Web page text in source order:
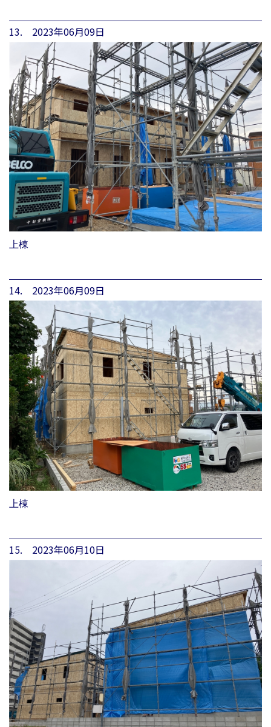
13. 2023年06月09日
上棟
14. 2023年06月09日
上棟
15. 2023年06月10日